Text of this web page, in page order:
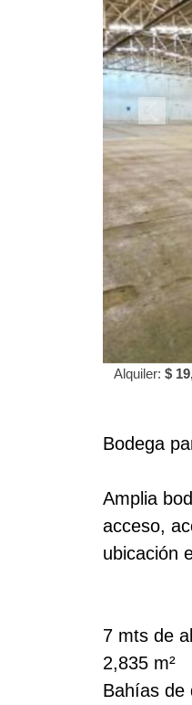
Alquiler: $
Bodega
Amplia
acceso,
ubicación
7 mts de
2,835 m²
Bahías de